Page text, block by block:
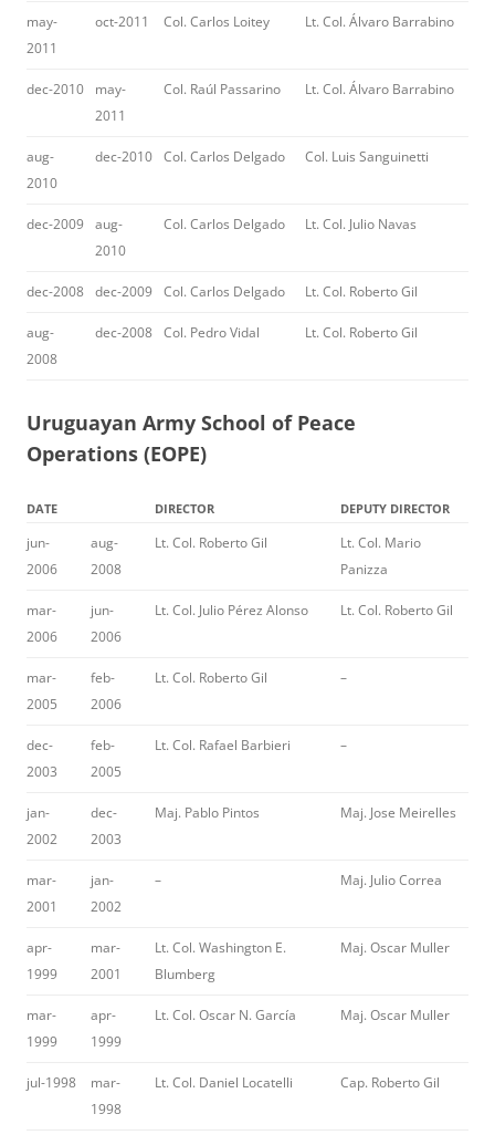
may-
2011
oct-2011 Col. Carlos Loitey Lt. Col. Álvaro Barrabino
dec-2010
may-
2011
Col. Raúl Passarino Lt. Col. Álvaro Barrabino
aug-
2010
dec-2010 Col. Carlos Delgado Col. Luis Sanguinetti
dec-2009 aug-
2010
Col. Carlos Delgado Lt. Col. Julio Navas
dec-2008 dec-2009 Col. Carlos Delgado Lt. Col. Roberto Gil
aug-
2008
dec-2008 Col. Pedro Vidal Lt. Col. Roberto Gil
Uruguayan Army School of Peace
Operations (EOPE)
DATE DIRECTOR DEPUTY DIRECTOR
jun-
2006
aug-
2008
Lt. Col. Roberto Gil
Lt. Col. Mario
Panizza
mar-
2006
jun-
2006
Lt. Col. Julio Pérez Alonso Lt. Col. Roberto Gil
mar-
2005
feb-
2006
Lt. Col. Roberto Gil –
dec-
2003
feb-
2005
Lt. Col. Rafael Barbieri –
jan-
2002
dec-
2003
Maj. Pablo Pintos Maj. Jose Meirelles
mar-
2001
jan-
2002
– Maj. Julio Correa
apr-
1999
mar-
2001
Lt. Col. Washington E.
Blumberg
Maj. Oscar Muller
mar-
1999
apr-
1999
Lt. Col. Oscar N. García Maj. Oscar Muller
jul-1998
mar-
1998
Lt. Col. Daniel Locatelli Cap. Roberto Gil